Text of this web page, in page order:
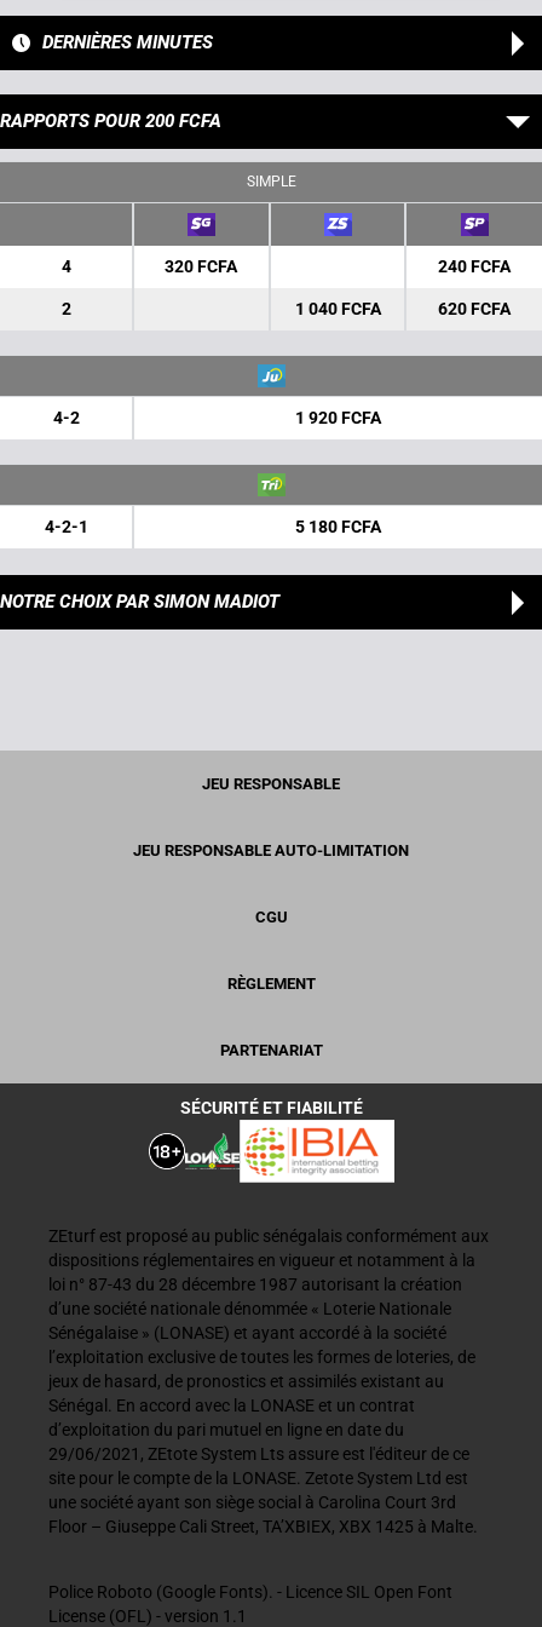
DERNIÈRES MINUTES
RAPPORTS POUR 200 FCFA
SIMPLE
4 320 FCFA 240 FCFA
2 1 040 FCFA 620 FCFA
4-2 1 920 FCFA
4-2-1 5 180 FCFA
NOTRE CHOIX PAR SIMON MADIOT
JEU RESPONSABLE
JEU RESPONSABLE AUTO-LIMITATION
CGU
RÈGLEMENT
PARTENARIAT
SÉCURITÉ ET FIABILITÉ
ZEturf est proposé au public sénégalais conformément aux
dispositions réglementaires en vigueur et notamment à la
loi n° 87-43 du 28 décembre 1987 autorisant la création
d’une société nationale dénommée « Loterie Nationale
Sénégalaise » (LONASE) et ayant accordé à la société
l’exploitation exclusive de toutes les formes de loteries, de
jeux de hasard, de pronostics et assimilés existant au
Sénégal. En accord avec la LONASE et un contrat
d’exploitation du pari mutuel en ligne en date du
29/06/2021, ZEtote System Lts assure est l'éditeur de ce
site pour le compte de la LONASE. Zetote System Ltd est
une société ayant son siège social à Carolina Court 3rd
Floor – Giuseppe Cali Street, TA’XBIEX, XBX 1425 à Malte.
Police Roboto (Google Fonts). - Licence SIL Open Font
License (OFL) - version 1.1